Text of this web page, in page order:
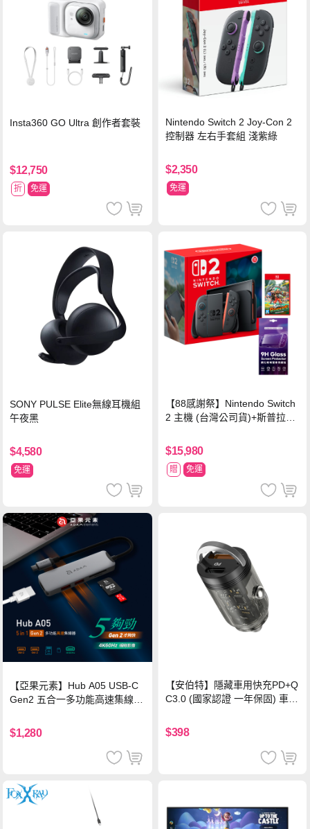
Insta360 GO Ultra 創作者套裝
$12,750
折 免運
Nintendo Switch 2 Joy-Con 2
控制器 左右手套組 淺紫綠
$2,350
免運
SONY PULSE Elite無線耳機組
午夜黑
$4,580
免運
【88感謝祭】Nintendo Switch
2 主機 (台灣公司貨)+斯普拉遁
$15,980
贈 免運
【亞果元素】Hub A05 USB-C
Gen2 五合一多功能高速集線
$1,280
【安伯特】隱藏車用快充PD+Q
C3.0 (國家認證 一年保固) 車充
$398